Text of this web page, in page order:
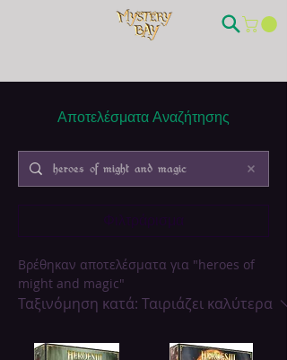
Αποτελέσματα Αναζήτησης
Βρέθηκαν αποτελέσματα για "heroes of
might and magic"
Ταξινόμηση κατά: Ταιριάζει καλύτερα